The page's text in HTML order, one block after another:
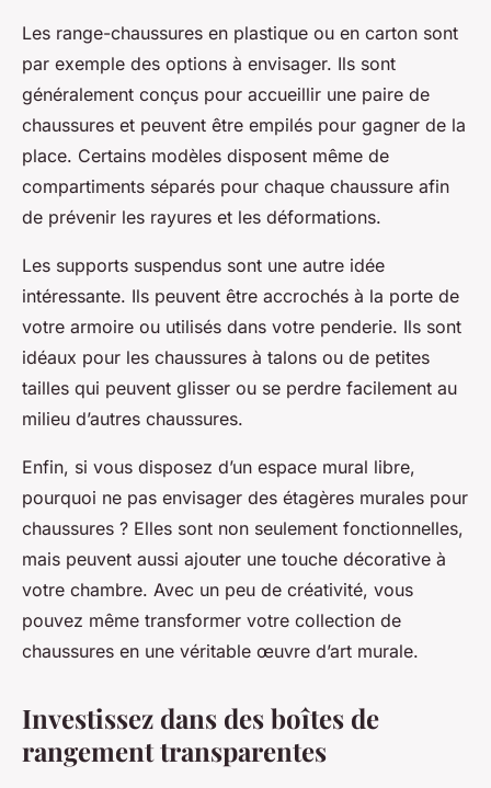
Les range-chaussures en plastique ou en carton sont
par exemple des options à envisager. Ils sont
généralement conçus pour accueillir une paire de
chaussures et peuvent être empilés pour gagner de la
place. Certains modèles disposent même de
compartiments séparés pour chaque chaussure afin
de prévenir les rayures et les déformations.
Les supports suspendus sont une autre idée
intéressante. Ils peuvent être accrochés à la porte de
votre armoire ou utilisés dans votre penderie. Ils sont
idéaux pour les chaussures à talons ou de petites
tailles qui peuvent glisser ou se perdre facilement au
milieu d’autres chaussures.
Enfin, si vous disposez d’un espace mural libre,
pourquoi ne pas envisager des étagères murales pour
chaussures ? Elles sont non seulement fonctionnelles,
mais peuvent aussi ajouter une touche décorative à
votre chambre. Avec un peu de créativité, vous
pouvez même transformer votre collection de
chaussures en une véritable œuvre d’art murale.
Investissez dans des boîtes de
rangement transparentes